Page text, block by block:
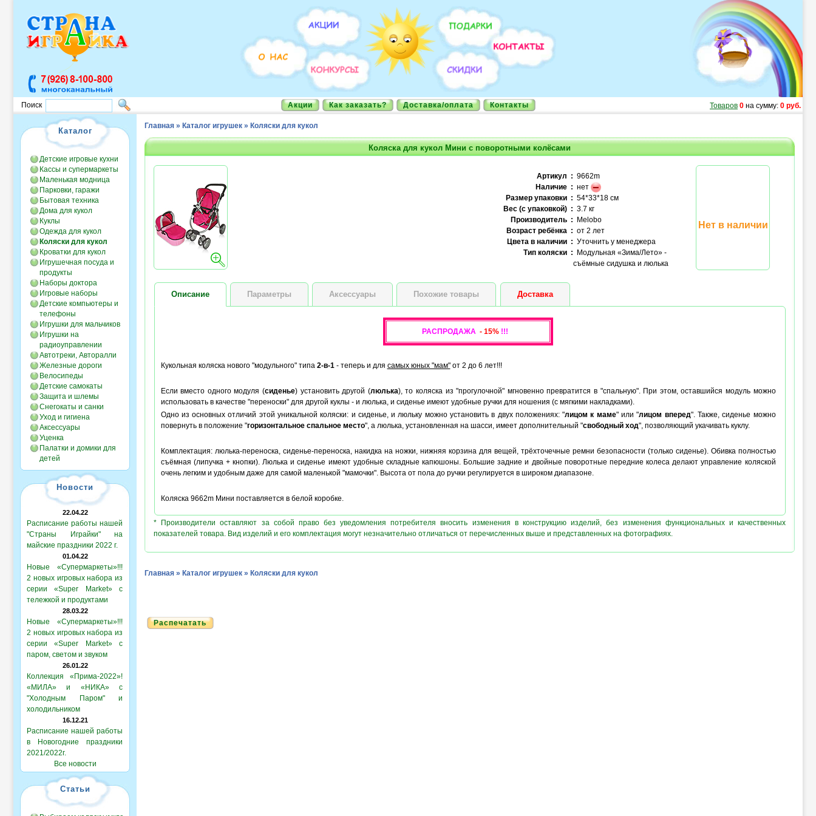
Поиск Акции Как заказать? Доставка/оплата Контакты Товаров 0 на сумму: 0 руб.
Каталог
Детские игровые кухни
Кассы и супермаркеты
Маленькая модница
Парковки, гаражи
Бытовая техника
Дома для кукол
Куклы
Одежда для кукол
Коляски для кукол
Кроватки для кукол
Игрушечная посуда и
продукты
Наборы доктора
Игровые наборы
Детские компьютеры и
телефоны
Игрушки для мальчиков
Игрушки на
радиоуправлении
Автотреки, Авторалли
Железные дороги
Велосипеды
Детские самокаты
Защита и шлемы
Снегокаты и санки
Уход и гигиена
Аксессуары
Уценка
Палатки и домики для
детей
Новости
22.04.22
Расписание работы нашей
"Страны Играйки" на
майские праздники 2022 г.
01.04.22
Новые «Супермаркеты»!!!
2 новых игровых набора из
серии «Super Market» с
тележкой и продуктами
28.03.22
Новые «Супермаркеты»!!!
2 новых игровых набора из
серии «Super Market» с
паром, светом и звуком
26.01.22
Коллекция «Прима-2022»!
«МИЛА» и «НИКА» с
"Холодным Паром" и
холодильником
16.12.21
Расписание нашей работы
в Новогодние праздники
2021/2022г.
Все новости
Статьи
Главная » Каталог игрушек » Коляски для кукол
Коляска для кукол Мини с поворотными колёсами
Артикул : 9662m
Наличие : нет
Размер упаковки : 54*33*18 см
Вес (с упаковкой) : 3.7 кг
Производитель : Melobo
Возраст ребёнка : от 2 лет
Цвета в наличии : Уточнить у менеджера
Тип коляски : Модульная «Зима/Лето» -
съёмные сидушка и люлька
Нет в наличии
Описание Параметры Аксессуары Похожие товары Доставка
РАСПРОДАЖА - 15% !!!
Кукольная коляска нового "модульного" типа 2-в-1- теперь и для самых юных "мам"от 2 до 6 лет!!!
Если вместо одного модуля (сиденье) установить другой (люлька), то коляска из "прогулочной" мгновенно превратится в "спальную". При этом, оставшийся модуль можно
использовать в качестве "переноски" для другой куклы - и люлька, и сиденье имеют удобные ручки для ношения (с мягкими накладками).
Одно из основных отличий этой уникальной коляски: и сиденье, и люльку можно установить в двух положениях: "лицом к маме" или "лицом вперед". Также, сиденье можно
повернуть в положение "горизонтальное спальное место", а люлька, установленная на шасси, имеет дополнительный "свободный ход", позволяющий укачивать куклу.
Комплектация: люлька-переноска, сиденье-переноска, накидка на ножки, нижняя корзина для вещей, трёхточечные ремни безопасности (только сиденье). Обивка полностью
съёмная (липучка + кнопки). Люлька и сиденье имеют удобные складные капюшоны. Большие задние и двойные поворотные передние колеса делают управление коляской
очень легким и удобным даже для самой маленькой "мамочки". Высота от пола до ручки регулируется в широком диапазоне.
Коляска 9662m Мини поставляется в белой коробке.
* Производители оставляют за собой право без уведомления потребителя вносить изменения в конструкцию изделий, без изменения функциональных и качественных
показателей товара. Вид изделий и его комплектация могут незначительно отличаться от перечисленных выше и представленных на фотографиях.
Главная » Каталог игрушек » Коляски для кукол
Распечатать